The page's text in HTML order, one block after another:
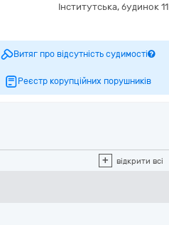
Інститутська, будинок 11
Витяг про відсутність судимості
Реєстр корупційних порушників
+ відкрити всі